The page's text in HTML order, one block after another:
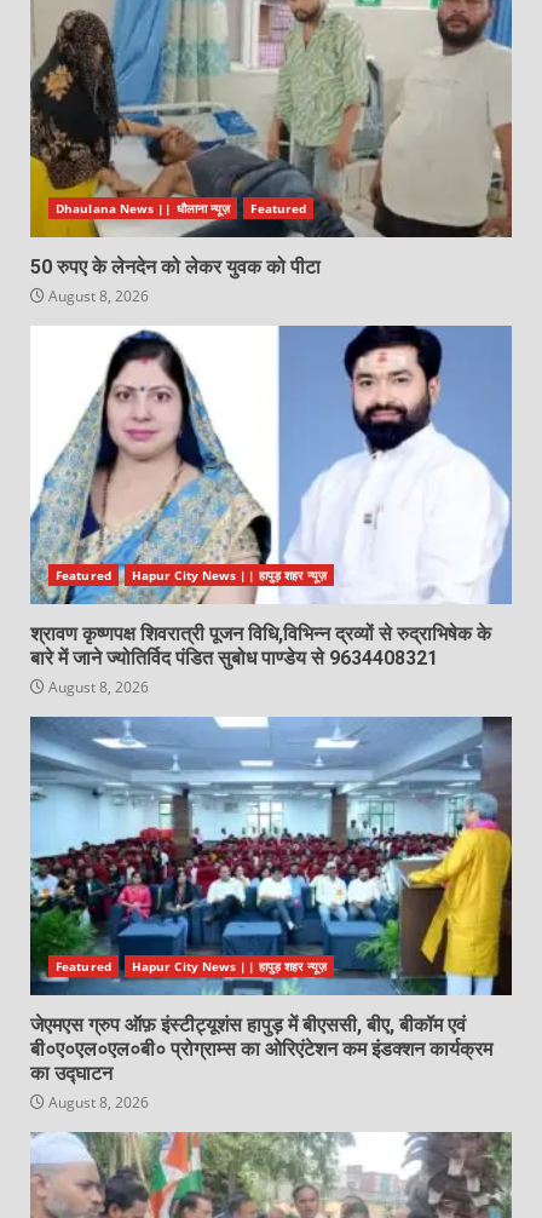
Dhaulana News || धौलाना न्यूज़ Featured
50 रुपए के लेनदेन को लेकर युवक को पीटा
August 8, 2026
Featured Hapur City News || हापुड़ शहर न्यूज़
श्रावण कृष्णपक्ष शिवरात्री पूजन विधि,विभिन्न द्रव्यों से रुद्राभिषेक के
बारे में जाने ज्योतिर्विद पंडित सुबोध पाण्डेय से 9634408321
August 8, 2026
Featured Hapur City News || हापुड़ शहर न्यूज़
जेएमएस ग्रुप ऑफ़ इंस्टीट्यूशंस हापुड़ में बीएससी, बीए, बीकॉम एवं
बी०ए०एल०एल०बी० प्रोग्राम्स का ओरिएंटेशन कम इंडक्शन कार्यक्रम
का उद्घाटन
August 8, 2026